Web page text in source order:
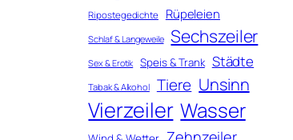
Ripostegedichte Rüpeleien
Schlaf & Langeweile Sechszeiler
Sex & Erotik Speis & Trank Städte
Tabak & Alkohol Tiere Unsinn
Vierzeiler Wasser